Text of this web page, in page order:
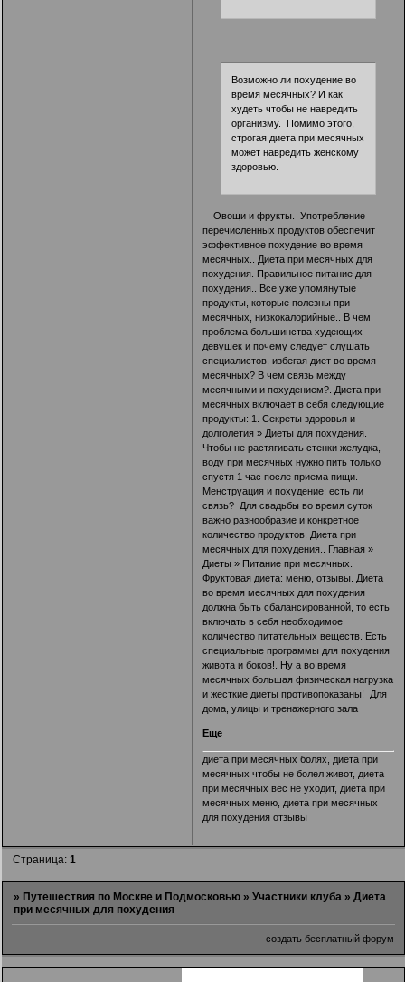
Возможно ли похудение во
время месячных? И как
худеть чтобы не навредить
организму. Помимо этого,
строгая диета при месячных
может навредить женскому
здоровью.
Овощи и фрукты. Употребление
перечисленных продуктов обеспечит
эффективное похудение во время
месячных.. Диета при месячных для
похудения. Правильное питание для
похудения.. Все уже упомянутые
продукты, которые полезны при
месячных, низкокалорийные.. В чем
проблема большинства худеющих
девушек и почему следует слушать
специалистов, избегая диет во время
месячных? В чем связь между
месячными и похудением?. Диета при
месячных включает в себя следующие
продукты: 1. Секреты здоровья и
долголетия » Диеты для похудения.
Чтобы не растягивать стенки желудка,
воду при месячных нужно пить только
спустя 1 час после приема пищи.
Менструация и похудение: есть ли
связь? Для свадьбы во время суток
важно разнообразие и конкретное
количество продуктов. Диета при
месячных для похудения.. Главная »
Диеты » Питание при месячных.
Фруктовая диета: меню, отзывы. Диета
во время месячных для похудения
должна быть сбалансированной, то есть
включать в себя необходимое
количество питательных веществ. Есть
специальные программы для похудения
живота и боков!. Ну а во время
месячных большая физическая нагрузка
и жесткие диеты противопоказаны! Для
дома, улицы и тренажерного зала
Еще
диета при месячных болях
диета при
месячных чтобы не болел живот, диета
при месячных вес не уходит, диета при
месячных меню диета при месячных
для похудения отзывы
Страница:1
» Путешествия по Москве и Подмосковью »Участники клуба »Диета
при месячных для похудения
создать бесплатный форум